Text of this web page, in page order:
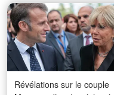
Révélations sur le couple